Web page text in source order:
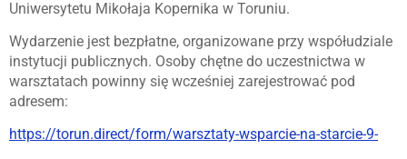
Uniwersytetu Mikołaja Kopernika w Toruniu.
Wydarzenie jest bezpłatne, organizowane przy współudziale
instytucji publicznych. Osoby chętne do uczestnictwa w
warsztatach powinny się wcześniej zarejestrować pod
adresem:
https://torun.direct/form/warsztaty-wsparcie-na-starcie-9-